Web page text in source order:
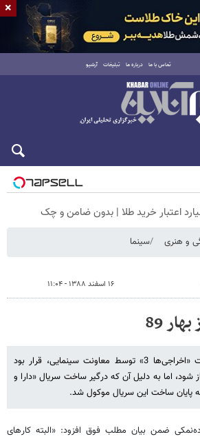
تماس با ما درباره ما تبلیغات آرشیو
شنبه ۱۷ مرداد ۱۴۰۵
و هنری سینما
۱۶ اسفند ۱۳۸۸ - ۱۱:۰۴
پس از صدور پروانه ساخت «اخراجی‌ها 3» توسط معاونت سینمایی، قرار بود
شود، اما به دلیل آن که درگیر ساخت سریال «دارا و
پایان ساخت این سریال موکول شد.
ضمن بیان مطلب فوق افزود: «البته کارهای
×